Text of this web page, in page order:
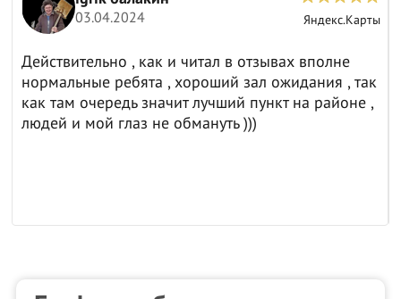
03.04.2024 Яндекс.Карты
Действительно , как и читал в отзывах вполне
нормальные ребята , хороший зал ожидания , так
как там очередь значит лучший пункт на районе ,
людей и мой глаз не обмануть )))